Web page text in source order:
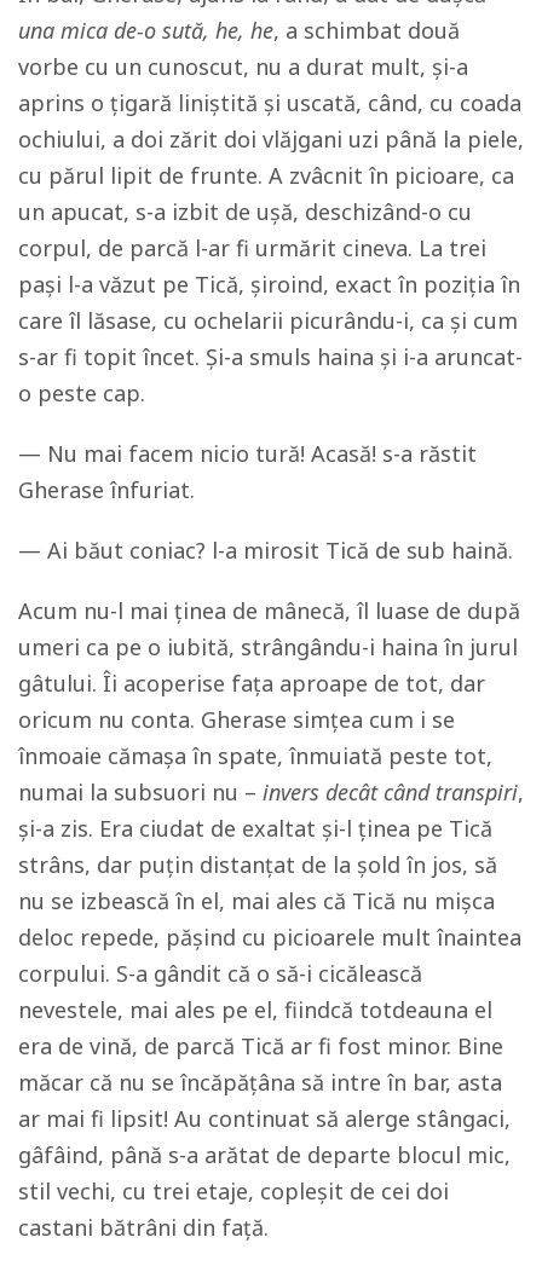
una mica de-o sută, he, he, a schimbat două
vorbe cu un cunoscut, nu a durat mult, și-a
aprins o țigară liniștită și uscată, când, cu coada
ochiului, a doi zărit doi vlăjgani uzi până la piele,
cu părul lipit de frunte. A zvâcnit în picioare, ca
un apucat, s-a izbit de ușă, deschizând-o cu
corpul, de parcă l-ar fi urmărit cineva. La trei
pași l-a văzut pe Tică, șiroind, exact în poziția în
care îl lăsase, cu ochelarii picurându-i, ca și cum
s-ar fi topit încet. Și-a smuls haina și i-a aruncat-
o peste cap.
— Nu mai facem nicio tură! Acasă! s-a răstit
Gherase înfuriat.
— Ai băut coniac? l-a mirosit Tică de sub haină.
Acum nu-l mai ținea de mânecă, îl luase de după
umeri ca pe o iubită, strângându-i haina în jurul
gâtului. Îi acoperise fața aproape de tot, dar
oricum nu conta. Gherase simțea cum i se
înmoaie cămașa în spate, înmuiată peste tot,
numai la subsuori nu – invers decât când transpiri,
și-a zis. Era ciudat de exaltat și-l ținea pe Tică
strâns, dar puțin distanțat de la șold în jos, să
nu se izbească în el, mai ales că Tică nu mișca
deloc repede, pășind cu picioarele mult înaintea
corpului. S-a gândit că o să-i cicălească
nevestele, mai ales pe el, fiindcă totdeauna el
era de vină, de parcă Tică ar fi fost minor. Bine
măcar că nu se încăpățâna să intre în bar, asta
ar mai fi lipsit! Au continuat să alerge stângaci,
gâfâind, până s-a arătat de departe blocul mic,
stil vechi, cu trei etaje, copleșit de cei doi
castani bătrâni din față.